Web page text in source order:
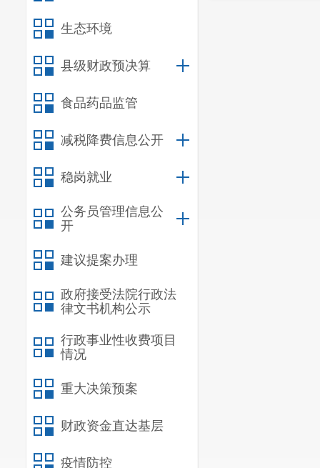
生态环境
县级财政预决算
食品药品监管
减税降费信息公开
稳岗就业
公务员管理信息公
开
建议提案办理
政府接受法院行政法
律文书机构公示
行政事业性收费项目
情况
重大决策预案
财政资金直达基层
疫情防控